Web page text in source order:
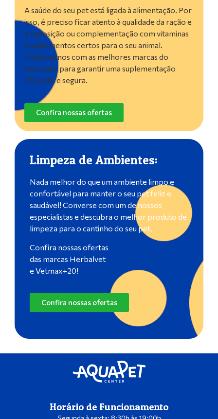
A saúde do seu pet está ligada à alimentação. Por
isso, é preciso ficar atento à qualidade da ração e
a reposição ou complementação com vitaminas
e suplementos certos para o seu animal.
Trabalhamos com as melhores marcas do
mercado, para garantir uma suplementação
eficiente e segura.
Confira nossas ofertas
Limpeza de Ambientes:
Nada melhor do que um ambiente limpo e
confortável para manter o seu pet feliz e
saudável! Converse com um de nossos
especialistas e descubra o melhor produto de
limpeza para o cantinho do seu pet.
Confira nossas ofertas
das marcas Herbalvet
e Vetmax+20!
Confira nossas ofertas
Horário de Funcionamento